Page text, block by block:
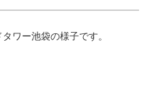
ワー池袋の様子です。